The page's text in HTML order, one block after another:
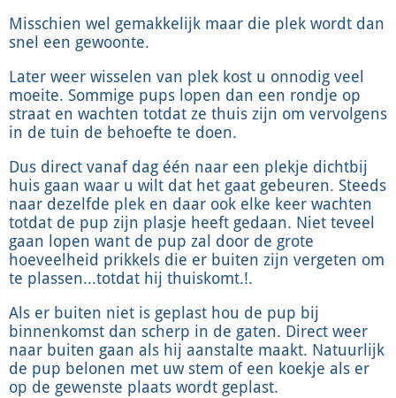
Misschien wel gemakkelijk maar die plek wordt dan
snel een gewoonte.
Later weer wisselen van plek kost u onnodig veel
moeite. Sommige pups lopen dan een rondje op
straat en wachten totdat ze thuis zijn om vervolgens
in de tuin de behoefte te doen.
Dus direct vanaf dag één naar een plekje dichtbij
huis gaan waar u wilt dat het gaat gebeuren. Steeds
naar dezelfde plek en daar ook elke keer wachten
totdat de pup zijn plasje heeft gedaan. Niet teveel
gaan lopen want de pup zal door de grote
hoeveelheid prikkels die er buiten zijn vergeten om
te plassen...totdat hij thuiskomt.!.
Als er buiten niet is geplast hou de pup bij
binnenkomst dan scherp in de gaten. Direct weer
naar buiten gaan als hij aanstalte maakt. Natuurlijk
de pup belonen met uw stem of een koekje als er
op de gewenste plaats wordt geplast.